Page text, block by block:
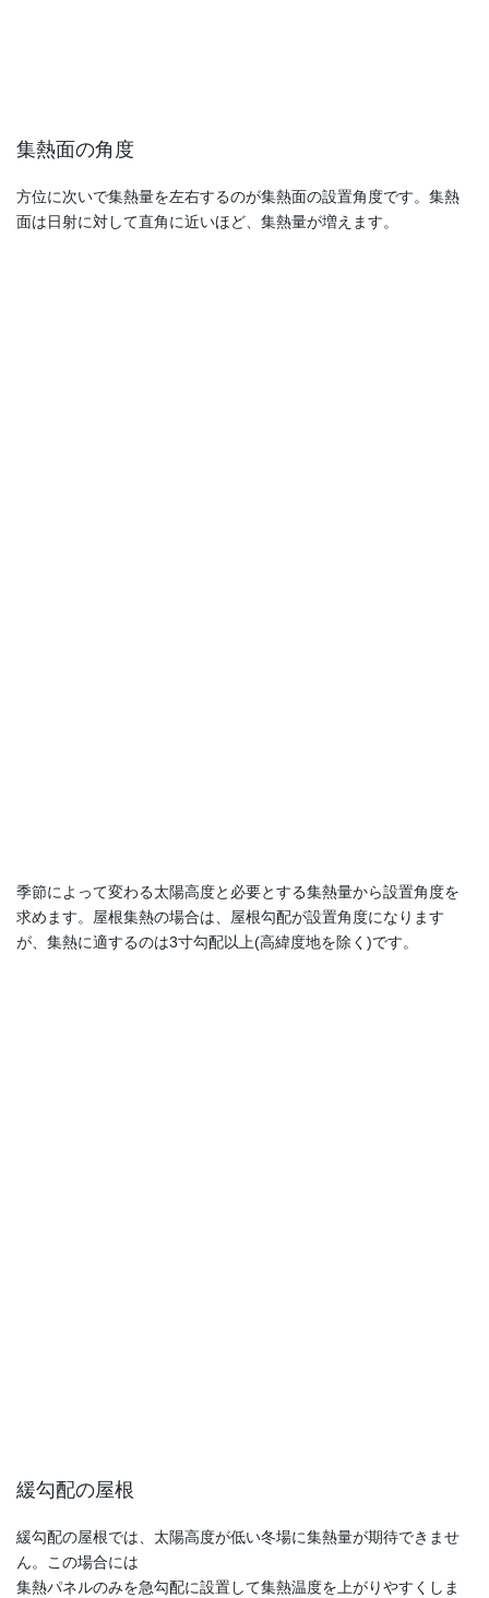
集熱面の角度
方位に次いで集熱量を左右するのが集熱面の設置角度です。集熱
面は日射に対して直角に近いほど、集熱量が増えます。
季節によって変わる太陽高度と必要とする集熱量から設置角度を
求めます。屋根集熱の場合は、屋根勾配が設置角度になります
が、集熱に適するのは3寸勾配以上(高緯度地を除く)です。
緩勾配の屋根
緩勾配の屋根では、太陽高度が低い冬場に集熱量が期待できませ
ん。この場合には
集熱パネルのみを急勾配に設置して集熱温度を上がりやすくしま